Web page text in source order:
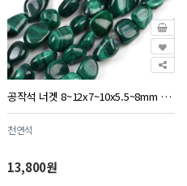
공작석 너겟 8~12x7~10x5.5~8mm - 1줄(약38Cm)
천연석
13,800원